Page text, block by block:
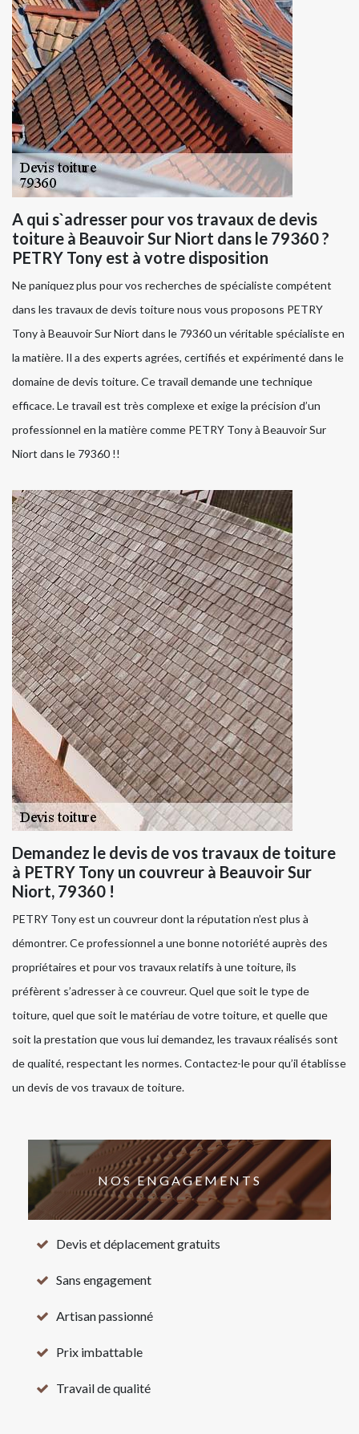
A qui s`adresser pour vos travaux de devis
toiture à Beauvoir Sur Niort dans le 79360 ?
PETRY Tony est à votre disposition
Ne paniquez plus pour vos recherches de spécialiste compétent
dans les travaux de devis toiture nous vous proposons PETRY
Tony à Beauvoir Sur Niort dans le 79360 un véritable spécialiste en
la matière. Il a des experts agrées, certifiés et expérimenté dans le
domaine de devis toiture. Ce travail demande une technique
efficace. Le travail est très complexe et exige la précision d’un
professionnel en la matière comme PETRY Tony à Beauvoir Sur
Niort dans le 79360 !!
Demandez le devis de vos travaux de toiture
à PETRY Tony un couvreur à Beauvoir Sur
Niort, 79360 !
PETRY Tony est un couvreur dont la réputation n’est plus à
démontrer. Ce professionnel a une bonne notoriété auprès des
propriétaires et pour vos travaux relatifs à une toiture, ils
préfèrent s’adresser à ce couvreur. Quel que soit le type de
toiture, quel que soit le matériau de votre toiture, et quelle que
soit la prestation que vous lui demandez, les travaux réalisés sont
de qualité, respectant les normes. Contactez-le pour qu’il établisse
un devis de vos travaux de toiture.
NOS ENGAGEMENTS
Devis et déplacement gratuits
Sans engagement
Artisan passionné
Prix imbattable
Travail de qualité